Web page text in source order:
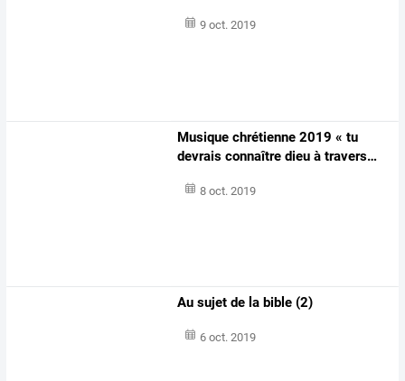
9 oct. 2019
Musique chrétienne 2019 « tu
devrais connaître dieu à travers…
8 oct. 2019
Au sujet de la bible (2)
6 oct. 2019